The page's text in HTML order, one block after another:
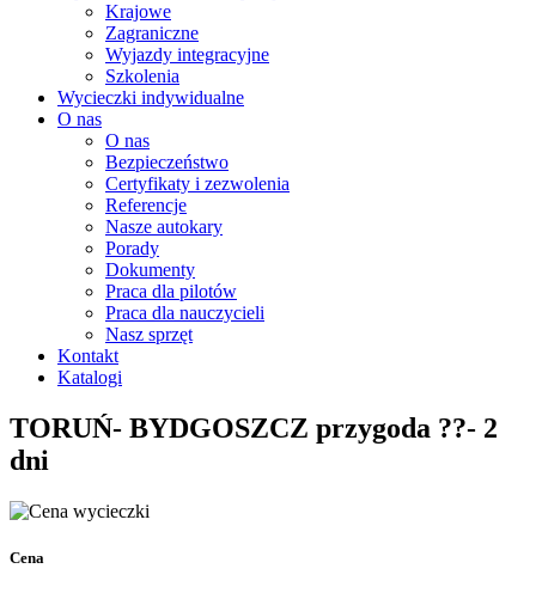
Krajowe
Zagraniczne
Wyjazdy integracyjne
Szkolenia
Wycieczki indywidualne
O nas
O nas
Bezpieczeństwo
Certyfikaty i zezwolenia
Referencje
Nasze autokary
Porady
Dokumenty
Praca dla pilotów
Praca dla nauczycieli
Nasz sprzęt
Kontakt
Katalogi
TORUŃ- BYDGOSZCZ przygoda ??- 2
dni
Cena